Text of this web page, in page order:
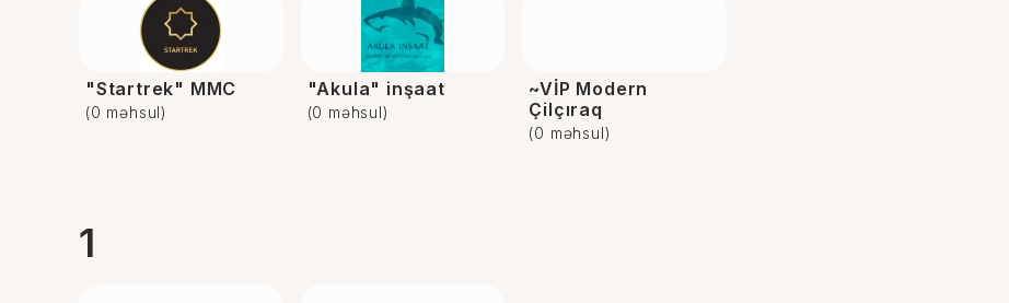
"Startrek" MMC
(0 məhsul)
"Akula" inşaat
(0 məhsul)
~VİP Modern
Çilçıraq
(0 məhsul)
1